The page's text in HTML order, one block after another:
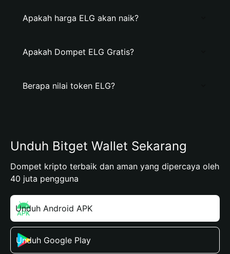
Apakah harga ELG akan naik?
Apakah Dompet ELG Gratis?
Berapa nilai token ELG?
Unduh Bitget Wallet Sekarang
Dompet kripto terbaik dan aman yang dipercaya oleh
40 juta pengguna
Unduh Android APK
Unduh Google Play